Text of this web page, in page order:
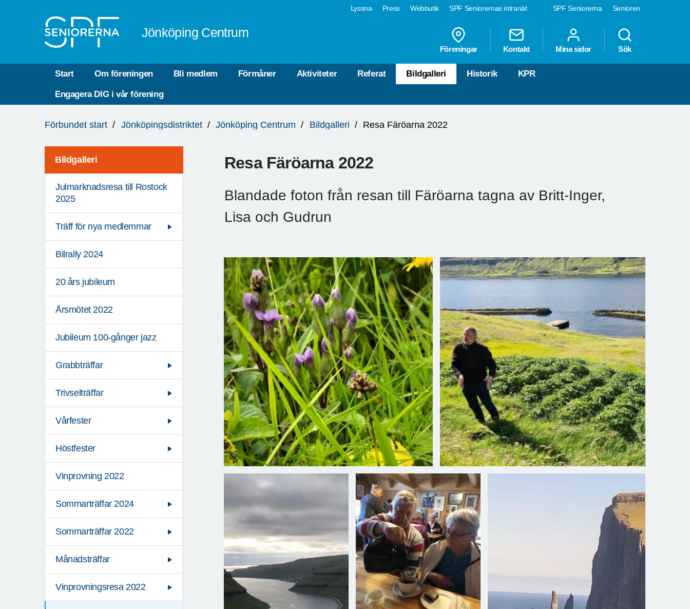
SPF Seniorerna Senioren
Lyssna Press Webbutik SPF Seniorernas intranät
Jönköping Centrum
Föreningar Kontakt Mina sidor Sök
Start Om föreningen Bli medlem Förmåner Aktiviteter Referat Bildgalleri Historik KPR
Engagera DIG i vår förening
är
Förbundet start Jönköpingsdistriktet Jönköping Centrum Bildgalleri Resa Färöarna 2022
Bildgalleri
Julmarknadsresa till Rostock
2025
Träff för nya medlemmar
Bilrally 2024
20 års jubileum
Årsmötet 2022
Jubileum 100-gånger jazz
Grabbträffar
Trivselträffar
Vårfester
Höstfester
Vinprovning 2022
Sommarträffar 2024
Sommarträffar 2022
Månadsträffar
Vinprovningsresa 2022
Resa Färöarna 2022
Blandade foton från resan till Färöarna tagna av Britt-Inger,
Lisa och Gudrun